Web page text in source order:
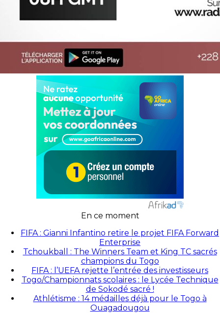
En ce moment
FIFA : Gianni Infantino retire le projet FIFA Forward
Enterprise
Tchoukball : The Winners Team et King TC sacrés
champions du Togo
FIFA : l’UEFA rejette l’entrée des investisseurs
Togo/Championnats scolaires : le Lycée Technique
de Sokodé sacré !
Athlétisme : 14 médailles déjà pour le Togo à
Ouagadougou